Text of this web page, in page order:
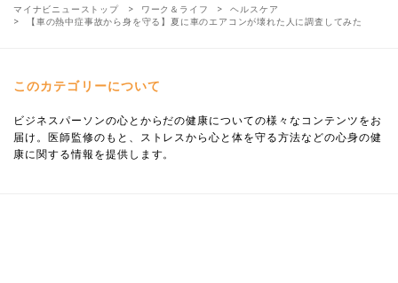
マイナビニューストップ ワーク＆ライフ
ヘルスケア
【車の熱中症事故から身を守る】夏に車のエアコンが壊れた人に調査してみた
このカテゴリーについて
ビジネスパーソンの心とからだの健康についての様々なコンテンツをお
届け。医師監修のもと、ストレスから心と体を守る方法などの心身の健
康に関する情報を提供します。